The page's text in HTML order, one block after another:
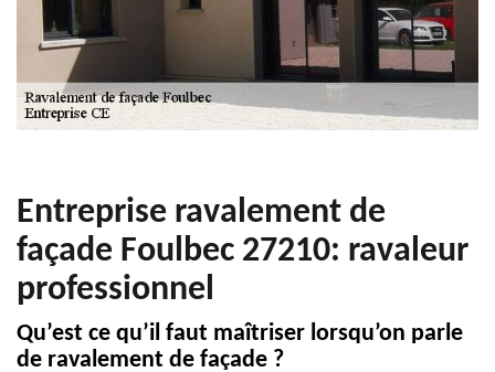
Entreprise ravalement de
façade Foulbec 27210: ravaleur
professionnel
Qu’est ce qu’il faut maîtriser lorsqu’on parle
de ravalement de façade ?